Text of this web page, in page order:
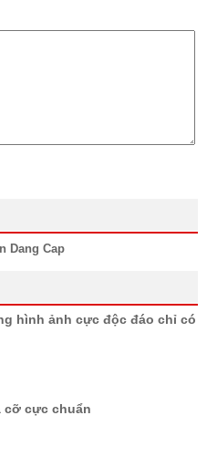
hình ảnh cực độc đáo chỉ có
cỡ cực chuẩn